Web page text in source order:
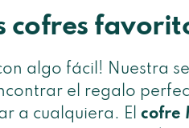
cofres
algo fácil! Nuestra
el regalo
a cualquiera. El cofre